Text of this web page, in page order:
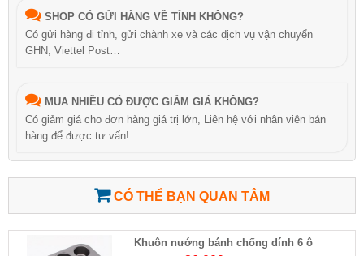
SHOP CÓ GỬI HÀNG VỀ TỈNH KHÔNG?
Có gửi hàng đi tỉnh, gửi chành xe và các dịch vụ vận chuyển
GHN, Viettel Post…
MUA NHIỀU CÓ ĐƯỢC GIẢM GIÁ KHÔNG?
Có giảm giá cho đơn hàng giá trị lớn, Liên hệ với nhân viên bán
hàng để được tư vấn!
CÓ THỂ BẠN QUAN TÂM
Khuôn nướng bánh chống dính 6 ô